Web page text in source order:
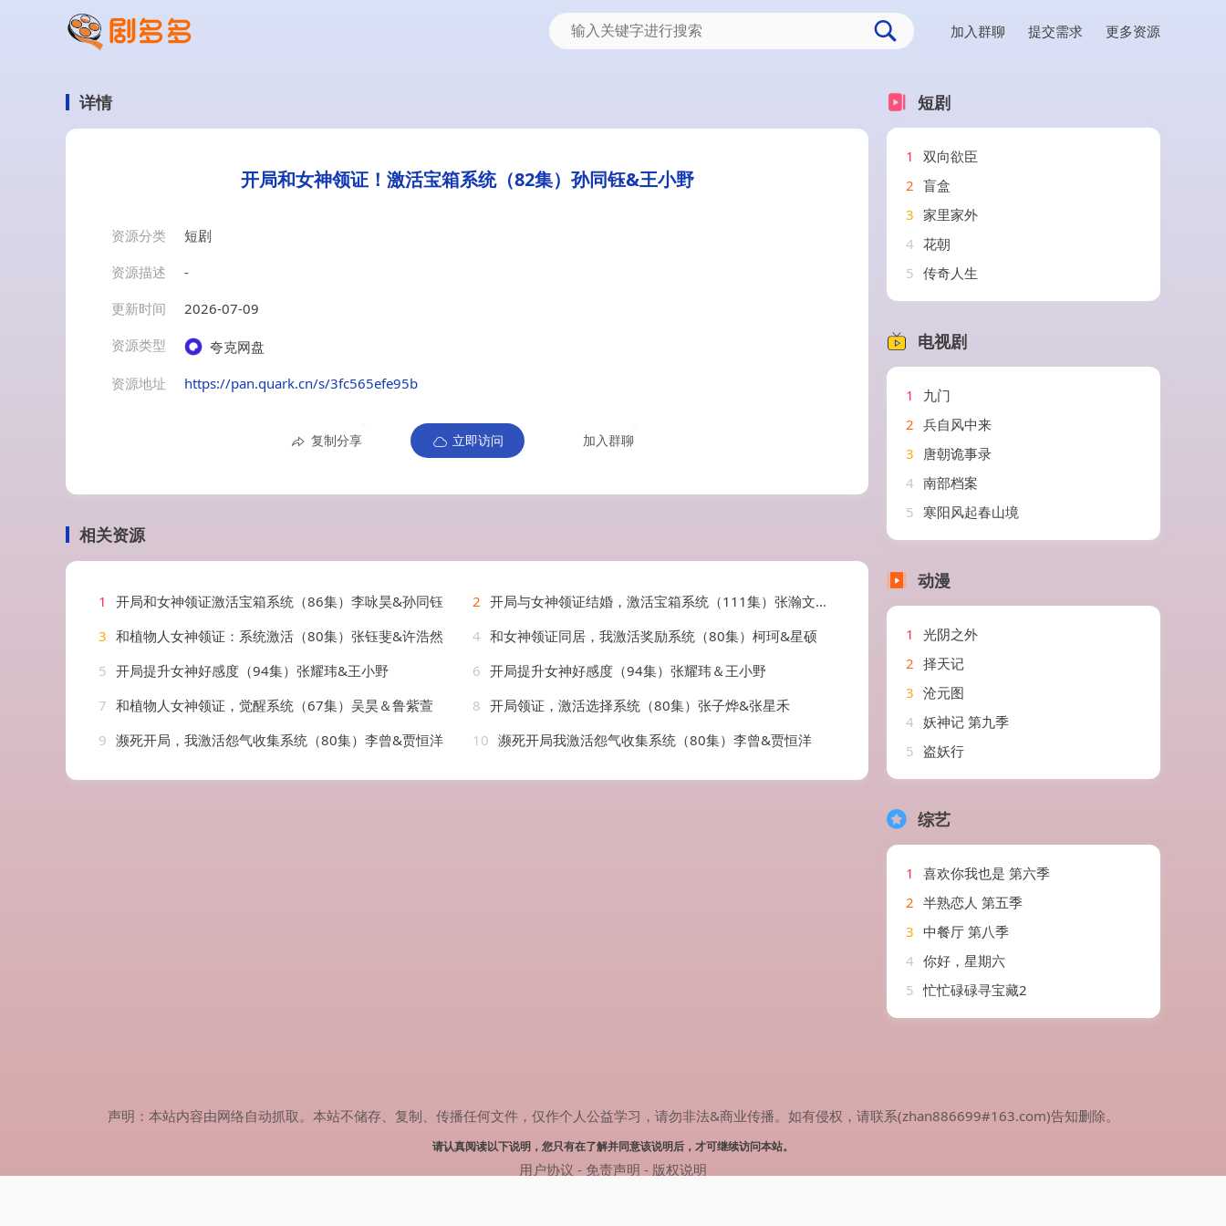
加入群聊 提交需求 更多资源
详情
开局和女神领证！激活宝箱系统（82集）孙同钰&王小野
资源分类
短剧
资源描述
-
更新时间
2026-07-09
资源类型
夸克网盘
资源地址
https://pan.quark.cn/s/3fc565efe95b
复制分享 立即访问 加入群聊
相关资源
1 开局和女神领证激活宝箱系统（86集）李咏昊&孙同钰 2 开局与女神领证结婚，激活宝箱系统（111集）张瀚文＆瑾萱&怡宁
3 和植物人女神领证：系统激活（80集）张钰斐&许浩然 4 和女神领证同居，我激活奖励系统（80集）柯珂&星硕
5 开局提升女神好感度（94集）张耀玮&王小野 6 开局提升女神好感度（94集）张耀玮＆王小野
7 和植物人女神领证，觉醒系统（67集）吴昊＆鲁紫萱 8 开局领证，激活选择系统（80集）张子烨&张星禾
9 濒死开局，我激活怨气收集系统（80集）李曾&贾恒洋 10 濒死开局我激活怨气收集系统（80集）李曾&贾恒洋
短剧
1
双向欲臣
2 盲盒
3 家里家外
4 花朝
5 传奇人生
电视剧
1
九门
2 兵自风中来
3 唐朝诡事录
4 南部档案
5 寒阳风起春山境
动漫
1
光阴之外
2 择天记
3 沧元图
4 妖神记 第九季
5 盗妖行
综艺
1
喜欢你我也是 第六季
2 半熟恋人 第五季
3 中餐厅 第八季
4 你好，星期六
5 忙忙碌碌寻宝藏2
声明：本站内容由网络自动抓取。本站不储存、复制、传播任何文件，仅作个人公益学习，请勿非法&商业传播。如有侵权，请联系(zhan886699#163.com)告知删除。
请认真阅读以下说明，您只有在了解并同意该说明后，才可继续访问本站。
用户协议 - 免责声明 - 版权说明